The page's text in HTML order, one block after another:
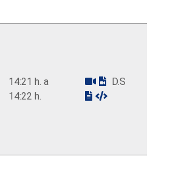
14:21 h. a
14:22 h.
D.S